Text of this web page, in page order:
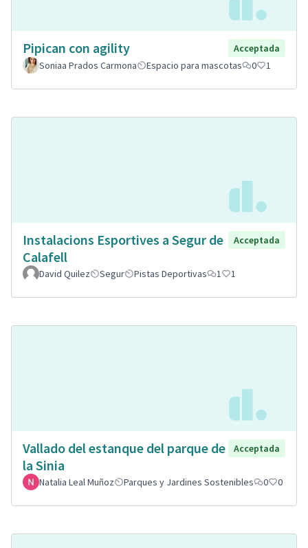
Pipican con agility
Acceptada
Soniaa Prados Carmona
Espacio para mascotas 0 1
Instalacions Esportives a Segur de
Calafell
Acceptada
David Quilez Segur Pistas Deportivas 1 1
Vallado del estanque del parque de
la Sinia
Acceptada
Natalia Leal Muñoz Parques y Jardines Sostenibles 0 0